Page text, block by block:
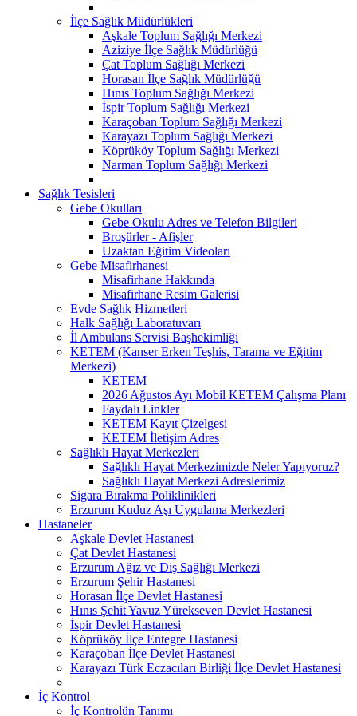
İlçe Sağlık Müdürlükleri
Aşkale Toplum Sağlığı Merkezi
Aziziye İlçe Sağlık Müdürlüğü
Çat Toplum Sağlığı Merkezi
Horasan İlçe Sağlık Müdürlüğü
Hınıs Toplum Sağlığı Merkezi
İspir Toplum Sağlığı Merkezi
Karaçoban Toplum Sağlığı Merkezi
Karayazı Toplum Sağlığı Merkezi
Köprüköy Toplum Sağlığı Merkezi
Narman Toplum Sağlığı Merkezi
Sağlık Tesisleri
Gebe Okulları
Gebe Okulu Adres ve Telefon Bilgileri
Broşürler - Afişler
Uzaktan Eğitim Videoları
Gebe Misafirhanesi
Misafirhane Hakkında
Misafirhane Resim Galerisi
Evde Sağlık Hizmetleri
Halk Sağlığı Laboratuvarı
İl Ambulans Servisi Başhekimliği
KETEM (Kanser Erken Teşhis, Tarama ve Eğitim
Merkezi)
KETEM
2026 Ağustos Ayı Mobil KETEM Çalışma Planı
Faydalı Linkler
KETEM Kayıt Çizelgesi
KETEM İletişim Adres
Sağlıklı Hayat Merkezleri
Sağlıklı Hayat Merkezimizde Neler Yapıyoruz?
Sağlıklı Hayat Merkezi Adreslerimiz
Sigara Bırakma Poliklinikleri
Erzurum Kuduz Aşı Uygulama Merkezleri
Hastaneler
Aşkale Devlet Hastanesi
Çat Devlet Hastanesi
Erzurum Ağız ve Diş Sağlığı Merkezi
Erzurum Şehir Hastanesi
Horasan İlçe Devlet Hastanesi
Hınıs Şehit Yavuz Yürekseven Devlet Hastanesi
İspir Devlet Hastanesi
Köprüköy İlçe Entegre Hastanesi
Karaçoban İlçe Devlet Hastanesi
Karayazı Türk Eczacıları Birliği İlçe Devlet Hastanesi
İç Kontrol
İç Kontrolün Tanımı